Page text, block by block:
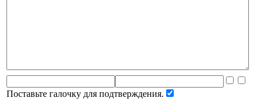
Поставьте галочку для подтверждения.